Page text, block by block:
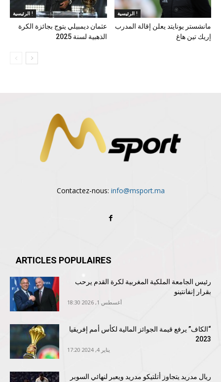
الرئيسية !
عثمان ديمبيلي يتوج بجائزة الكرة
الذهبية لسنة 2025
الرئيسية !
مانشستر يونايتد يعلن إقالة المدرب
إريك تين هاغ
Contactez-nous: info@msport.ma
ARTICLES POPULAIRES
رئيس الجامعة الملكية المغربية لكرة القدم يرحب
بقرار إنفانتينو
أغسطس 1, 2026 18:30
“الكاف” يرفع قيمة الجوائز المالية لكأس أمم إفريقيا
2023
يناير 4, 2024 17:20
ريال مدريد يتجاوز أتلتيكو مدريد ويعبر لنهائي السوبر